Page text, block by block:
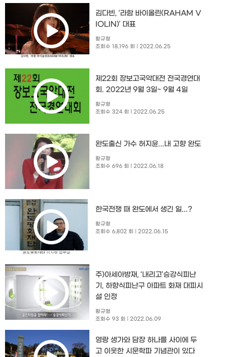
김다빈, ‘라함 바이올린(RAHAM V
IOLIN)’ 대표
황규형
조회수 18,196 회
| 2022.06.25
제22회 장보고국악대전 전국경연대
회. 2022년 9월 3일~ 9월 4일
황규형
조회수 324 회
| 2022.06.25
완도출신 가수 허지윤...내 고향 완도
황규형
조회수 696 회
| 2022.06.18
한국전쟁 때 완도에서 생긴 일...?
황규형
조회수 6,802 회
| 2022.06.15
주)아세아방재, ‘내리고’승강식피난
기, 하향식피난구 아파트 화재 대피시
설 인정
황규형
조회수 93 회
| 2022.06.09
영랑 생가와 담장 하나를 사이에 두
고 이웃한 시문학파 기념관이 있다